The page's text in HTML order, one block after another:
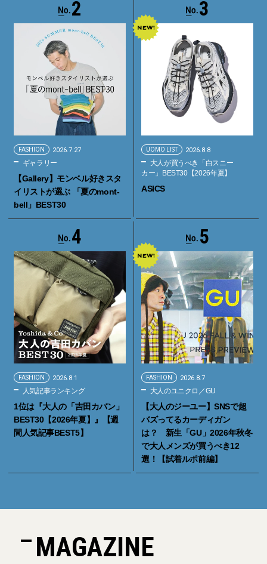
2
FASHION 2026.7.27
ギャラリー
【Gallery】モンベル好きスタ
イリストが選ぶ 「夏のmont-
bell」BEST30
3
UOMO LIST 2026.8.8
大人が買うべき「白スニー
カー」BEST30【2026年夏】
ASICS
4
FASHION 2026.8.1
人気記事ランキング
1位は『大人の「吉田カバン」
BEST30【2026年夏】』【週
間人気記事BEST5】
5
FASHION 2026.8.7
大人のユニクロ／GU
【大人のジーユー】SNSで超
バズってるカーディガン
は？ 新生「GU」2026年秋冬
で大人メンズが買うべき12
選！【試着ルポ前編】
MAGAZINE